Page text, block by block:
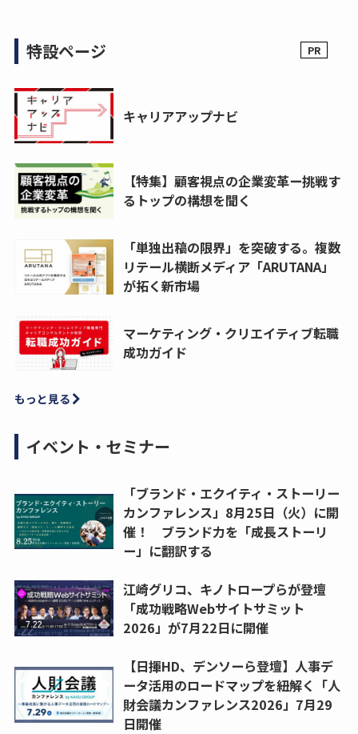
特設ページ
キャリアアップナビ
【特集】顧客視点の企業変革ー挑戦す
るトップの構想を聞く
「単独出稿の限界」を突破する。複数
リテール横断メディア「ARUTANA」
が拓く新市場
マーケティング・クリエイティブ転職
成功ガイド
もっと見る
イベント・セミナー
「ブランド・エクイティ・ストーリー
カンファレンス」8月25日（火）に開
催！ ブランド力を「成長ストーリ
ー」に翻訳する
江崎グリコ、キノトロープらが登壇
「成功戦略Webサイトサミット
2026」が7月22日に開催
【日揮HD、デンソーら登壇】人事デ
ータ活用のロードマップを紐解く「人
財会議カンファレンス2026」7月29
日開催